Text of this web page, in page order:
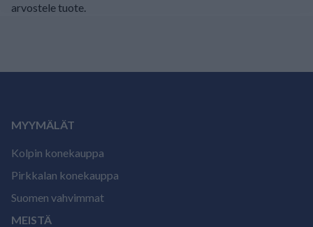
arvostele tuote.
MYYMÄLÄT
Kolpin konekauppa
Pirkkalan konekauppa
Suomen vahvimmat
MEISTÄ